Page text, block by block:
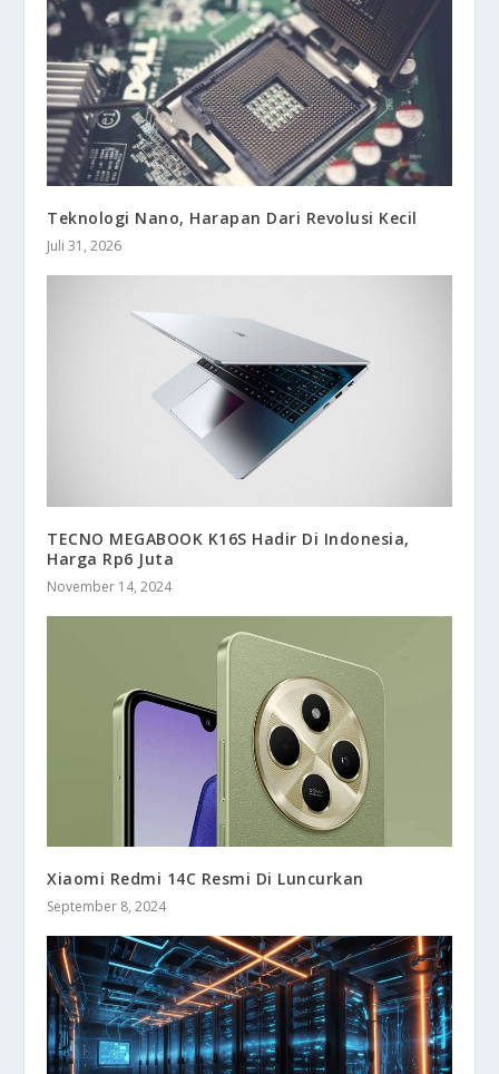
Teknologi Nano, Harapan Dari Revolusi Kecil
Juli 31, 2026
TECNO MEGABOOK K16S Hadir Di Indonesia,
Harga Rp6 Juta
November 14, 2024
Xiaomi Redmi 14C Resmi Di Luncurkan
September 8, 2024